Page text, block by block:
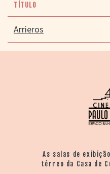
> LISTA DE FILMES
> FILMOGRAFIAS DE
CINEASTAS
TÍTULO
Arrieros
As salas de
térreo da Casa de